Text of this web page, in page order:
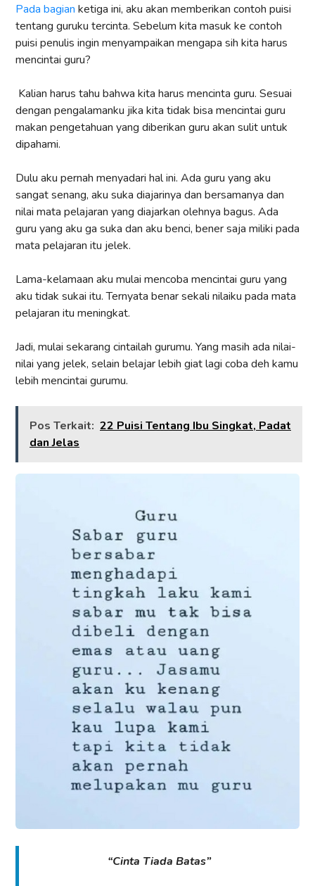
Pada bagian ketiga ini, aku akan memberikan contoh puisi
tentang guruku tercinta. Sebelum kita masuk ke contoh
puisi penulis ingin menyampaikan mengapa sih kita harus
mencintai guru?
Kalian harus tahu bahwa kita harus mencinta guru. Sesuai
dengan pengalamanku jika kita tidak bisa mencintai guru
makan pengetahuan yang diberikan guru akan sulit untuk
dipahami.
Dulu aku pernah menyadari hal ini. Ada guru yang aku
sangat senang, aku suka diajarinya dan bersamanya dan
nilai mata pelajaran yang diajarkan olehnya bagus. Ada
guru yang aku ga suka dan aku benci, bener saja miliki pada
mata pelajaran itu jelek.
Lama-kelamaan aku mulai mencoba mencintai guru yang
aku tidak sukai itu. Ternyata benar sekali nilaiku pada mata
pelajaran itu meningkat.
Jadi, mulai sekarang cintailah gurumu. Yang masih ada nilai-
nilai yang jelek, selain belajar lebih giat lagi coba deh kamu
lebih mencintai gurumu.
Pos Terkait: 22 Puisi Tentang Ibu Singkat, Padat
dan Jelas
“Cinta Tiada Batas”